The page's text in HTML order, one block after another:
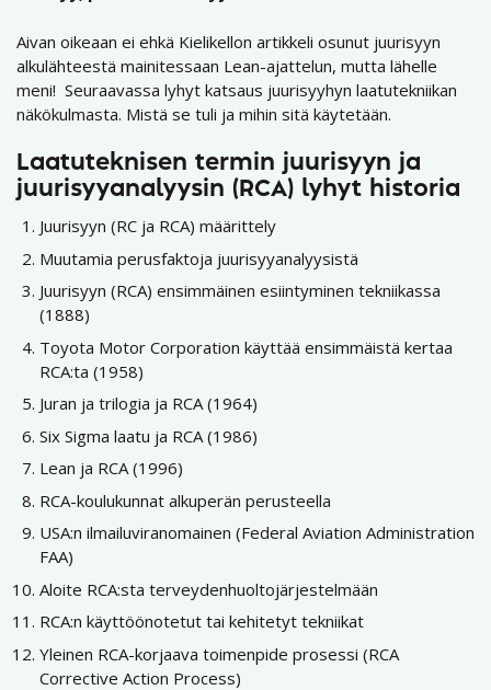
Aivan oikeaan ei ehkä Kielikellon artikkeli osunut juurisyyn
alkulähteestä mainitessaan Lean-ajattelun, mutta lähelle
meni! Seuraavassa lyhyt katsaus juurisyyhyn laatutekniikan
näkökulmasta. Mistä se tuli ja mihin sitä käytetään.
Laatuteknisen termin juurisyyn ja
juurisyyanalyysin (RCA) lyhyt historia
Juurisyyn (RC ja RCA) määrittely
Muutamia perusfaktoja juurisyyanalyysistä
Juurisyyn (RCA) ensimmäinen esiintyminen tekniikassa
(1888)
Toyota Motor Corporation käyttää ensimmäistä kertaa
RCA:ta (1958)
Juran ja trilogia ja RCA (1964)
Six Sigma laatu ja RCA (1986)
Lean ja RCA (1996)
RCA-koulukunnat alkuperän perusteella
USA:n ilmailuviranomainen (Federal Aviation Administration
FAA)
Aloite RCA:sta terveydenhuoltojärjestelmään
RCA:n käyttöönotetut tai kehitetyt tekniikat
Yleinen RCA-korjaava toimenpide prosessi (RCA
Corrective Action Process)